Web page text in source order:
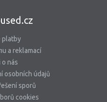
platby
a reklamací
o nás
osobních údajů
sporů
cookies